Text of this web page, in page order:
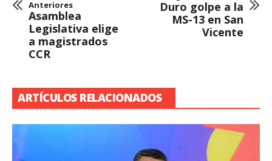
Anteriores
Asamblea
Legislativa elige
a magistrados
CCR
Duro golpe a la
MS-13 en San
Vicente
ARTÍCULOS RELACIONADOS